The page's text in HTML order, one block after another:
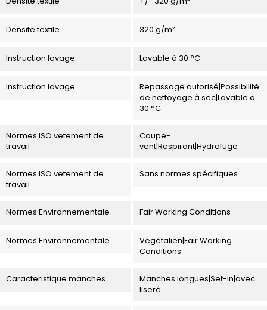
Densite textile 320 g/m²
Instruction lavage Lavable à 30 °C
Instruction lavage
Repassage autorisé|Possibilité
de nettoyage à sec|Lavable à
30 °C
Normes ISO vetement de
travail
Coupe-
vent|Respirant|Hydrofuge
Normes ISO vetement de
travail
Sans normes spécifiques
Normes Environnementale Fair Working Conditions
Normes Environnementale
Végétalien|Fair Working
Conditions
Caracteristique manches
Manches longues|Set-in|avec
liseré